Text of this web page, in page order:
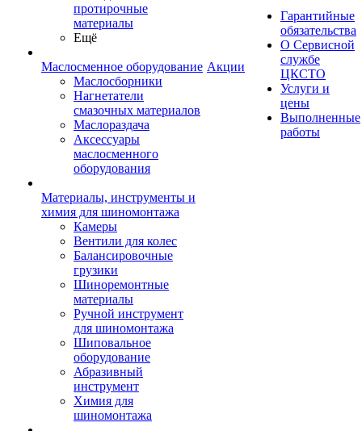
протирочные
материалы
Ещё
Маслосменное оборудование
Маслосборники
Нагнетатели
смазочных материалов
Маслораздача
Аксессуары
маслосменного
оборудования
Материалы, инструменты и
химия для шиномонтажа
Камеры
Вентили для колес
Балансировочные
грузики
Шиноремонтные
материалы
Ручной инструмент
для шиномонтажа
Шиповальное
оборудование
Абразивный
инструмент
Химия для
шиномонтажа
Акции
Гарантийные
обязательства
О Сервисной
службе
ЦКСТО
Услуги и
цены
Выполненные
работы